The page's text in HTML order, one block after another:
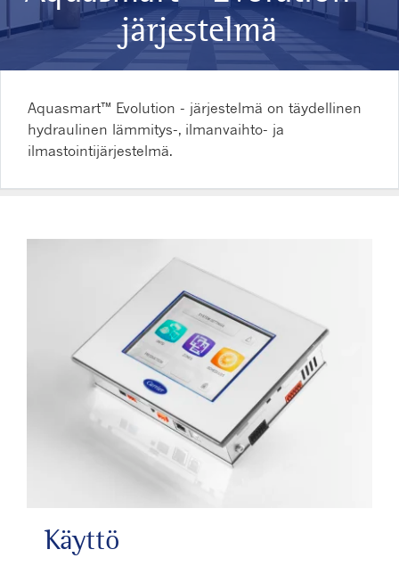
järjestelmä
Aquasmart™ Evolution - järjestelmä on täydellinen
hydraulinen lämmitys-, ilmanvaihto- ja
ilmastointijärjestelmä.
Käyttö